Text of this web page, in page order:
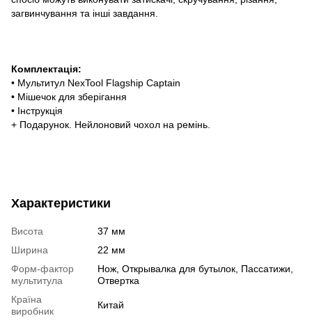
загвинчування та інші завдання.
Комплектація:
• Мультитул NexTool Flagship Captain
• Мішечок для зберігання
• Інструкція
+ Подарунок. Нейлоновий чохол на ремінь.
Характеристики
Висота
37 мм
Ширина
22 мм
Форм-фактор
мультитула
Нож, Открывалка для бутылок, Пассатижи,
Отвертка
Країна
виробник
Китай